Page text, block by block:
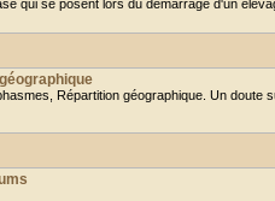
qui se posent lors du démarrage d'un
Répartition géographique. Un doute